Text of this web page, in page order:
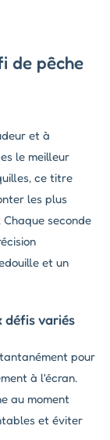
de pêche
et à
le meilleur
ce titre
les plus
seconde
et un
défis variés
pour
à l'écran.
au moment
et éviter